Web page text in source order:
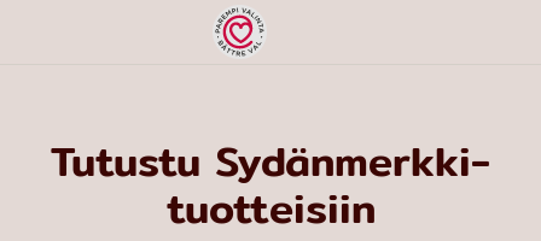
Tutustu Sydänmerkki-
tuotteisiin